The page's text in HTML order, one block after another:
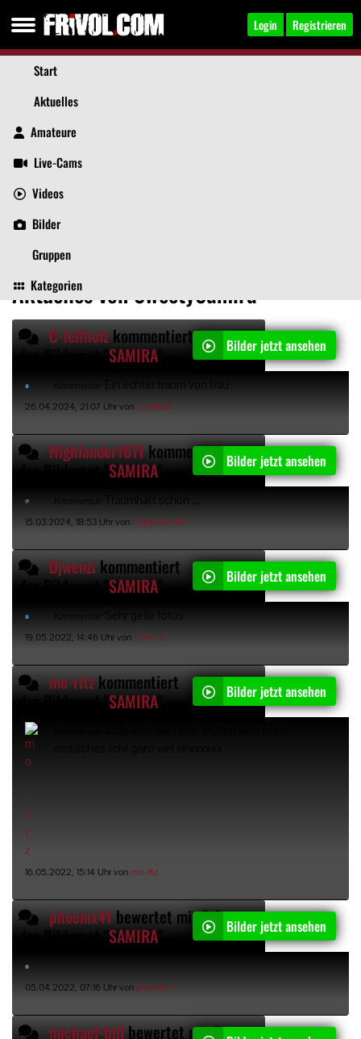
Login Registrieren
Start
Aktuelles
Amateure
Live-Cams
Videos
Bilder
Gruppen
Kategorien
SweetySamira
Aktuelles von SweetySamira
C-leifholzkommentiert
SAMIRA Bilder jetzt ansehen
Kommentar: Ein echter traum von frau
26.04.2024, 21:07 Uhr vonC-leifholz
Highlander1611kommentiert
SAMIRA Bilder jetzt ansehen
Kommentar: Traumhaft schön ...
15.03.2024, 18:53 Uhr von Highlander1611
Djwenzikommentiert
SAMIRA Bilder jetzt ansehen
Kommentar: Sehr geile fotos
19.05.2022, 14:46 Uhr von Djwenzi
mo-ritzkommentiert
SAMIRA Bilder jetzt ansehen
16.05.2022, 15:14 Uhr von mo-ritz
phoenix41bewertet mit 5 Sternen
SAMIRA Bilder jetzt ansehen
05.04.2022, 07:16 Uhr vonphoenix41
michael-billbewertet mit 5 Sternen